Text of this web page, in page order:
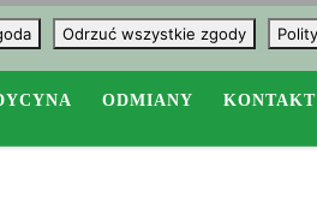
ODMIANY KONTAKT
Odrzuć wszystkie zgody